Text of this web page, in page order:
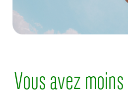
Vous avez